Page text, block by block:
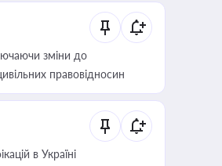
зміни до
правовідносин
в Україні